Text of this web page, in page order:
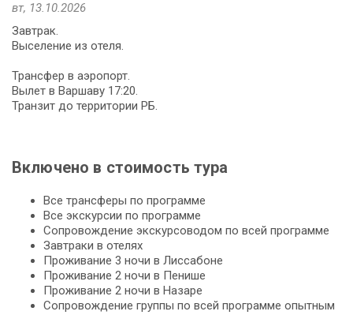
вт, 13.10.2026
Завтрак.
Выселение из отеля.
Трансфер в аэропорт.
Вылет в Варшаву 17:20.
Транзит до территории РБ.
Включено в стоимость тура
Все трансферы по программе
Все экскурсии по программе
Сопровождение экскурсоводом по всей программе
Завтраки в отелях
Проживание 3 ночи в Лиссабоне
Проживание 2 ночи в Пенише
Проживание 2 ночи в Назаре
Сопровождение группы по всей программе опытным